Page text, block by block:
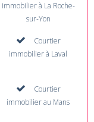
immobilier à La Roche-
sur-Yon
Courtier
immobilier à Laval
Courtier
immobilier au Mans